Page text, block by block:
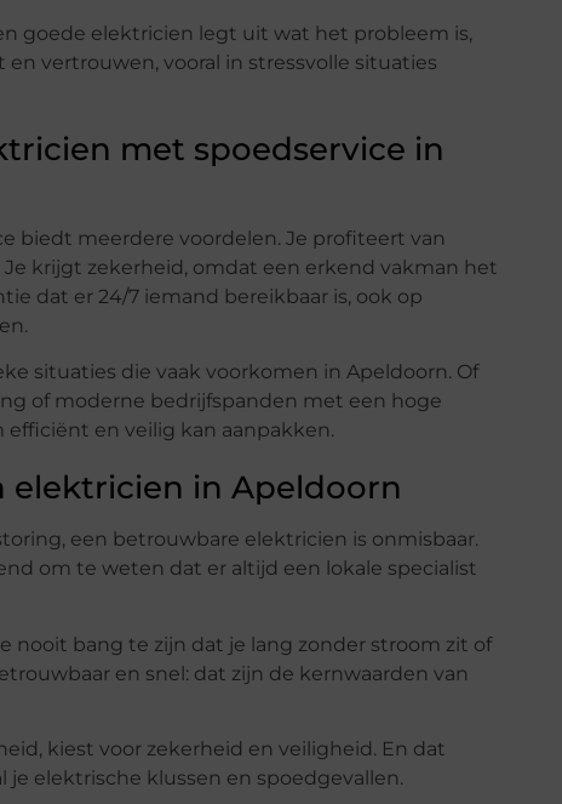
goede elektricien legt uit wat het probleem is,
vertrouwen, vooral in stressvolle situaties
met spoedservice in
biedt meerdere voordelen. Je profiteert van
krijgt zekerheid, omdat een erkend vakman het
dat er 24/7 iemand bereikbaar is, ook op
situaties die vaak voorkomen in Apeldoorn. Of
of moderne bedrijfspanden met een hoge
en veilig kan aanpakken.
elektricien in Apeldoorn
een betrouwbare elektricien is onmisbaar.
om te weten dat er altijd een lokale specialist
nooit bang te zijn dat je lang zonder stroom zit of
en snel: dat zijn de kernwaarden van
kiest voor zekerheid en veiligheid. En dat
elektrische klussen en spoedgevallen.